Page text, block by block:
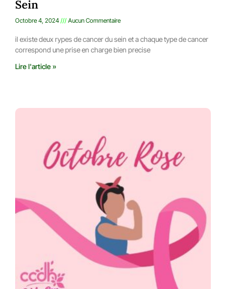
Sein
Octobre 4, 2024 Aucun Commentaire
il existe deux rypes de cancer du sein et a chaque type de cancer
correspond une prise en charge bien precise
Lire l'article »